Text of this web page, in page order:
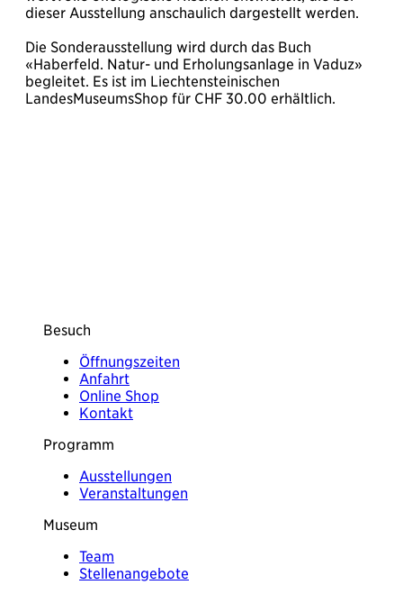
dieser Ausstellung anschaulich dargestellt werden.
Die Sonderausstellung wird durch das Buch
«Haberfeld. Natur- und Erholungsanlage in Vaduz»
begleitet. Es ist im Liechtensteinischen
LandesMuseumsShop für CHF 30.00 erhältlich.
Besuch
Öffnungszeiten
Anfahrt
Online Shop
Kontakt
Programm
Ausstellungen
Veranstaltungen
Museum
Team
Stellenangebote